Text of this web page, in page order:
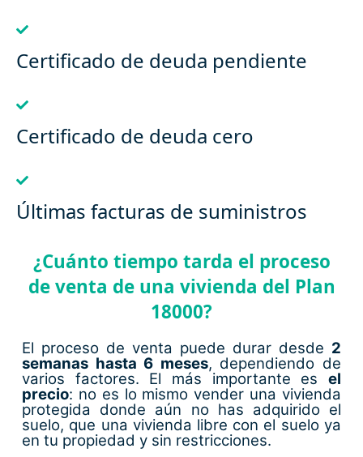
Certificado de deuda pendiente
Certificado de deuda cero
Últimas facturas de suministros
¿Cuánto tiempo tarda el proceso
de venta de una vivienda del Plan
18000?
El proceso de venta puede durar desde 2
semanas hasta 6 meses, dependiendo de
varios factores. El más importante es el
precio: no es lo mismo vender una vivienda
protegida donde aún no has adquirido el
suelo, que una vivienda libre con el suelo ya
en tu propiedad y sin restricciones.